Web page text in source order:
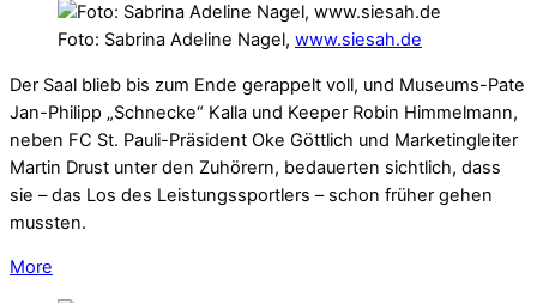
Foto: Sabrina Adeline Nagel, www.siesah.de
Der Saal blieb bis zum Ende gerappelt voll, und Museums-Pate
Jan-Philipp „Schnecke“ Kalla und Keeper Robin Himmelmann,
neben FC St. Pauli-Präsident Oke Göttlich und Marketingleiter
Martin Drust unter den Zuhörern, bedauerten sichtlich, dass
sie – das Los des Leistungssportlers – schon früher gehen
mussten.
More